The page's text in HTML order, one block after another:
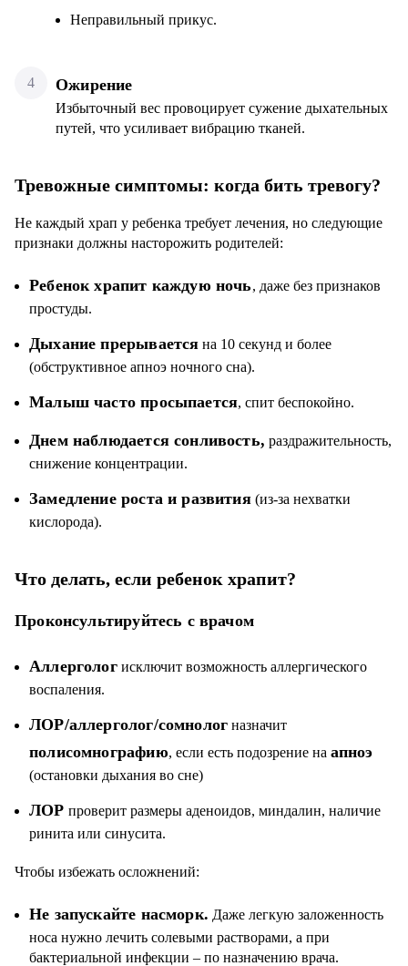
Неправильный прикус.
Ожирение
Избыточный вес провоцирует сужение дыхательных
путей, что усиливает вибрацию тканей.
Тревожные симптомы: когда бить тревогу?
Не каждый храп у ребенка требует лечения, но следующие
признаки должны насторожить родителей:
Ребенок храпит каждую ночь, даже без признаков
простуды.
Дыхание прерывается на 10 секунд и более
(обструктивное апноэ ночного сна).
Малыш часто просыпается, спит беспокойно.
Днем наблюдается сонливость, раздражительность,
снижение концентрации.
Замедление роста и развития(из-за нехватки
кислорода).
Что делать, если ребенок храпит?
Проконсультируйтесь с врачом
Аллергологисключит возможность аллергического
воспаления.
ЛОР/аллерголог/сомнолог назначит
полисомнографию, если есть подозрение на апноэ
(остановки дыхания во сне)
ЛОР проверит размеры аденоидов, миндалин, наличие
ринита или синусита.
Чтобы избежать осложнений:
Не запускайте насморк. Даже легкую заложенность
носа нужно лечить солевыми растворами, а при
бактериальной инфекции – по назначению врача.